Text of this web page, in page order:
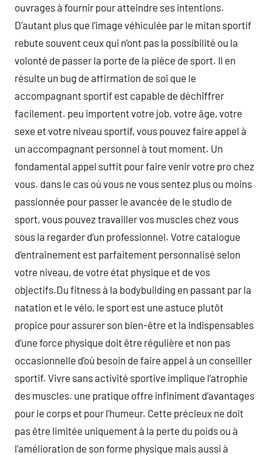
ouvrages à fournir pour atteindre ses intentions.
D’autant plus que l’image véhiculée par le mitan sportif
rebute souvent ceux qui n’ont pas la possibilité ou la
volonté de passer la porte de la pièce de sport. Il en
résulte un bug de affirmation de soi que le
accompagnant sportif est capable de déchiffrer
facilement. peu importent votre job, votre âge, votre
sexe et votre niveau sportif, vous pouvez faire appel à
un accompagnant personnel à tout moment. Un
fondamental appel suffit pour faire venir votre pro chez
vous. dans le cas où vous ne vous sentez plus ou moins
passionnée pour passer le avancée de le studio de
sport, vous pouvez travailler vos muscles chez vous
sous la regarder d’un professionnel. Votre catalogue
d’entraînement est parfaitement personnalisé selon
votre niveau, de votre état physique et de vos
objectifs.Du fitness à la bodybuilding en passant par la
natation et le vélo, le sport est une astuce plutôt
propice pour assurer son bien-être et la indispensables
d’une force physique doit être régulière et non pas
occasionnelle d’où besoin de faire appel à un conseiller
sportif. Vivre sans activité sportive implique l’atrophie
des muscles. une pratique offre infiniment d’avantages
pour le corps et pour l’humeur. Cette précieux ne doit
pas être limitée uniquement à la perte du poids ou à
l’amélioration de son forme physique mais aussi à